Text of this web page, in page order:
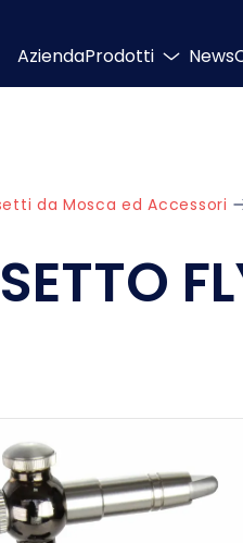
AziendaProdotti News
da Mosca ed Accessori